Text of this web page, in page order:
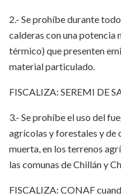
2.- Se prohíbe durante
calderas con una
térmico) que presenten
material particulado.
FISCALIZA: SEREMI DE
3.- Se prohíbe el uso del
agrícolas y forestales y de
muerta, en los terrenos
las comunas de Chillán y
FISCALIZA: CONAF